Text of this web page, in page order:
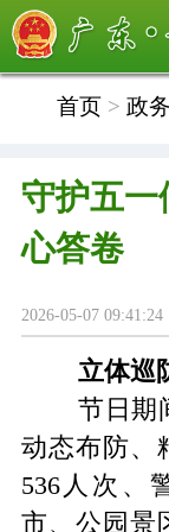
首页> 政
守护五一
心答卷
2026-05-07
立体巡
节日期间
动态布防、
536人次、
市、公园景